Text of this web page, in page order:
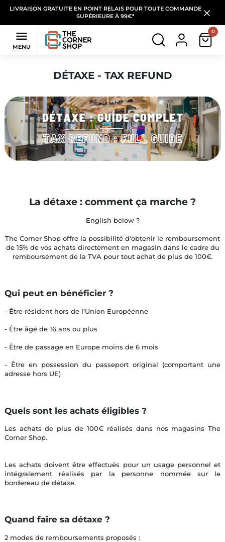
LIVRAISON GRATUITE EN POINT RELAIS POUR TOUTE COMMANDE
SUPÉRIEURE À 99€*

MENU
0
DÉTAXE - TAX REFUND
La détaxe : comment ça marche ?
English below ?
The Corner Shop offre la possibilité d'obtenir le remboursement
de 15% de vos achats directement en magasin dans le cadre du
remboursement de la TVA pour tout achat de plus de 100€.
Qui peut en bénéficier ?
- Être résident hors de l’Union Européenne
- Être âgé de 16 ans ou plus
- Être de passage en Europe moins de 6 mois
- Être en possession du passeport original (comportant une
adresse hors UE)
Quels sont les achats éligibles ?
Les achats de plus de 100€ réalisés dans nos magasins The
Corner Shop.
Les achats doivent être effectués pour un usage personnel et
intégralement réalisés par la personne nommée sur le
bordereau de détaxe.
Quand faire sa détaxe ?
2 modes de remboursements proposés :